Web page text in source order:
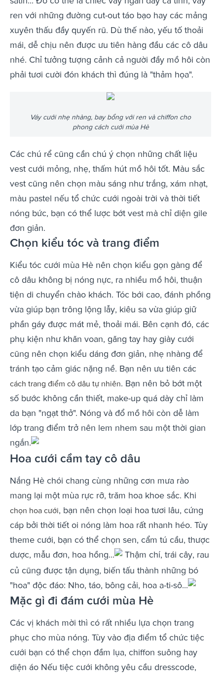
ren với những đường cut-out táo bạo hay các mảng
xuyên thấu đầy quyến rũ. Dù thế nào, yếu tố thoải
mái, dễ chịu nên được ưu tiên hàng đầu các cô dâu
nhé. Chỉ tưởng tượng cảnh cả người đầy mồ hôi còn
phải tươi cười đón khách thì đúng là "thảm họa".
Váy cưới nhẹ nhàng, bay bổng với ren và chiffon cho
phong cách cưới mùa Hè
Các chú rể cũng cần chú ý chọn những chất liệu
vest cưới mỏng, nhẹ, thấm hút mồ hôi tốt. Màu sắc
vest cũng nên chọn màu sáng như trắng, xám nhạt,
màu pastel nếu tổ chức cưới ngoài trời và thời tiết
nóng bức, bạn có thể lược bớt vest mà chỉ diện gile
đơn giản.
Chọn kiểu tóc và trang điểm
Kiểu tóc cưới mùa Hè nên chọn kiểu gọn gàng để
cô dâu không bị nóng nực, ra nhiều mồ hôi, thuận
tiện di chuyển chào khách. Tóc bới cao, đánh phồng
vừa giúp bạn trông lộng lẫy, kiêu sa vừa giúp giữ
phần gáy được mát mẻ, thoải mái. Bên cạnh đó, các
phụ kiện như khăn voan, găng tay hay giày cưới
cũng nên chọn kiểu dáng đơn giản, nhẹ nhàng để
tránh tạo cảm giác nặng nề. Bạn nên ưu tiên các
cách trang điểm cô dâu tự nhiên. Bạn nên bỏ bớt một
số bước không cần thiết, make-up quá dày chỉ làm
da bạn "ngạt thở". Nóng và đổ mồ hôi còn dễ làm
lớp trang điểm trở nên lem nhem sau một thời gian
ngắn.
Hoa cưới cầm tay cô dâu
Nắng Hè chói chang cùng những cơn mưa rào
mang lại một mùa rực rỡ, trăm hoa khoe sắc. Khi
chọn hoa cưới, bạn nên chọn loại hoa tươi lâu, cứng
cáp bởi thời tiết oi nóng làm hoa rất nhanh héo. Tùy
theme cưới, bạn có thể chọn sen, cẩm tú cầu, thược
dược, mẫu đơn, hoa hồng...
Thậm chí, trái cây, rau
củ cũng được tận dụng, biến tấu thành những bó
"hoa" độc đáo: Nho, táo, bông cải, hoa a-ti-sô...
Mặc gì đi đám cưới mùa Hè
Các vị khách mời thì có rất nhiều lựa chọn trang
phục cho mùa nóng. Tùy vào địa điểm tổ chức tiệc
cưới bạn có thể chọn đầm lụa, chiffon suông hay
diện áo Nếu tiệc cưới không yêu cầu dresscode,